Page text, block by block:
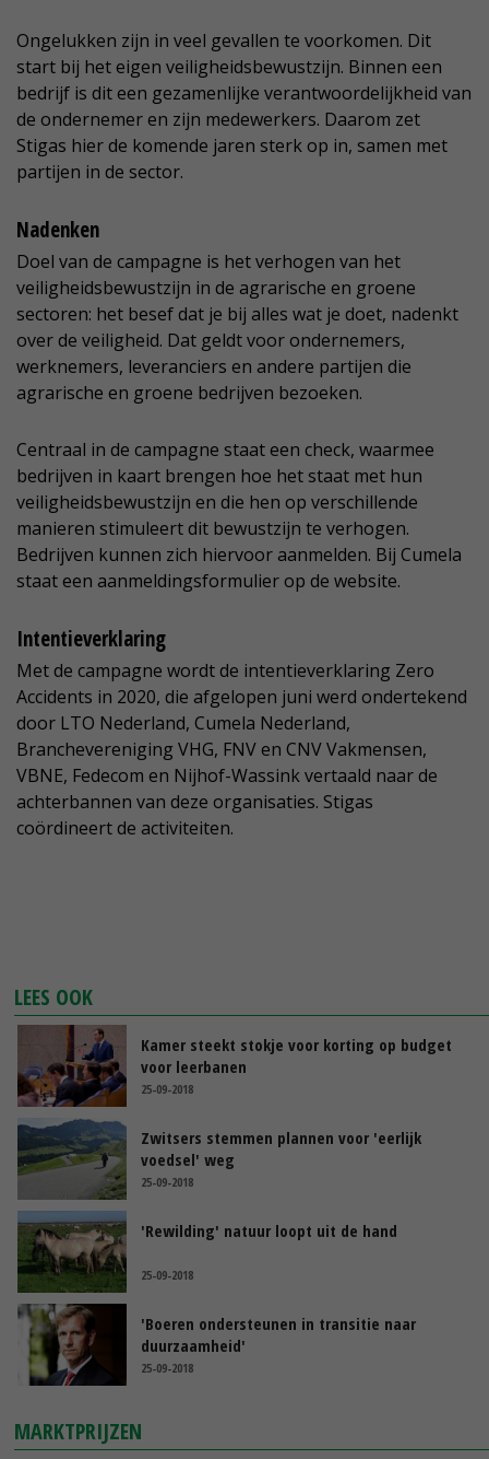
Ongelukken zijn in veel gevallen te voorkomen. Dit
start bij het eigen veiligheidsbewustzijn. Binnen een
bedrijf is dit een gezamenlijke verantwoordelijkheid van
de ondernemer en zijn medewerkers. Daarom zet
Stigas hier de komende jaren sterk op in, samen met
partijen in de sector.
Nadenken
Doel van de campagne is het verhogen van het
veiligheidsbewustzijn in de agrarische en groene
sectoren: het besef dat je bij alles wat je doet, nadenkt
over de veiligheid. Dat geldt voor ondernemers,
werknemers, leveranciers en andere partijen die
agrarische en groene bedrijven bezoeken.
Centraal in de campagne staat een check, waarmee
bedrijven in kaart brengen hoe het staat met hun
veiligheidsbewustzijn en die hen op verschillende
manieren stimuleert dit bewustzijn te verhogen.
Bedrijven kunnen zich hiervoor aanmelden. Bij Cumela
staat een aanmeldingsformulier op de website.
Intentieverklaring
Met de campagne wordt de intentieverklaring Zero
Accidents in 2020, die afgelopen juni werd ondertekend
door LTO Nederland, Cumela Nederland,
Branchevereniging VHG, FNV en CNV Vakmensen,
VBNE, Fedecom en Nijhof-Wassink vertaald naar de
achterbannen van deze organisaties. Stigas
coördineert de activiteiten.
LEES OOK
Kamer steekt stokje voor korting op budget
voor leerbanen
25-09-2018
Zwitsers stemmen plannen voor 'eerlijk
voedsel' weg
25-09-2018
'Rewilding' natuur loopt uit de hand
25-09-2018
'Boeren ondersteunen in transitie naar
duurzaamheid'
25-09-2018
MARKTPRIJZEN